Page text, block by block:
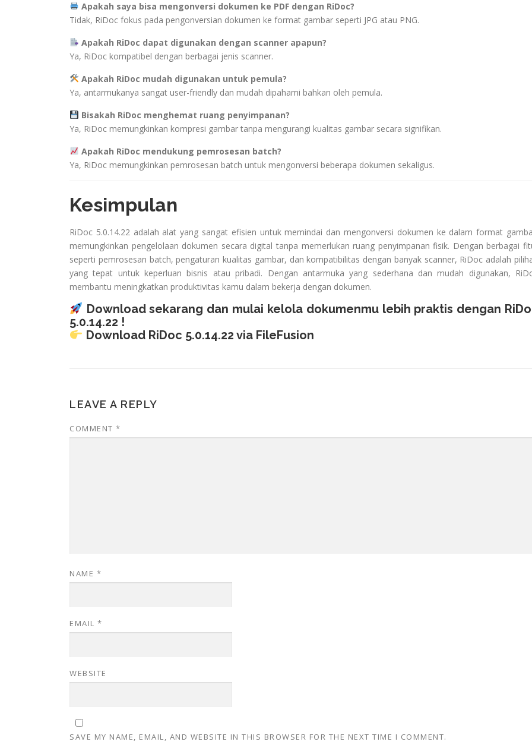
Apakah saya bisa mengonversi dokumen ke PDF dengan RiDoc?
Tidak, RiDoc fokus pada pengonversian dokumen ke format gambar seperti JPG atau PNG.
Apakah RiDoc dapat digunakan dengan scanner apapun?
Ya, RiDoc kompatibel dengan berbagai jenis scanner.
Apakah RiDoc mudah digunakan untuk pemula?
Ya, antarmukanya sangat user-friendly dan mudah dipahami bahkan oleh pemula.
Bisakah RiDoc menghemat ruang penyimpanan?
Ya, RiDoc memungkinkan kompresi gambar tanpa mengurangi kualitas gambar secara signifikan.
Apakah RiDoc mendukung pemrosesan batch?
Ya, RiDoc memungkinkan pemrosesan batch untuk mengonversi beberapa dokumen sekaligus.
Kesimpulan
RiDoc 5.0.14.22 adalah alat yang sangat efisien untuk memindai dan mengonversi dokumen ke dalam format
memungkinkan pengelolaan dokumen secara digital tanpa memerlukan ruang penyimpanan fisik. Dengan berbagai
seperti pemrosesan batch, pengaturan kualitas gambar, dan kompatibilitas dengan banyak scanner, RiDoc adalah
yang tepat untuk keperluan bisnis atau pribadi. Dengan antarmuka yang sederhana dan mudah digunakan,
membantu meningkatkan produktivitas kamu dalam bekerja dengan dokumen.
Download sekarang dan mulai kelola dokumenmu lebih praktis dengan
5.0.14.22 !
Download RiDoc 5.0.14.22 via FileFusion
LEAVE A REPLY
COMMENT *
NAME *
EMAIL *
WEBSITE
SAVE MY NAME, EMAIL, AND WEBSITE IN THIS BROWSER FOR THE NEXT TIME I COMMENT.